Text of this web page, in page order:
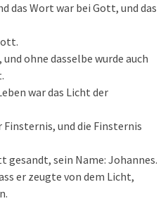
das Wort war bei Gott, und das
ohne dasselbe wurde auch
war das Licht der
Finsternis, und die Finsternis
gesandt, sein Name: Johannes.
er zeugte von dem Licht,